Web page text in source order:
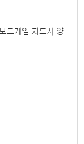
드게임 지도사 양